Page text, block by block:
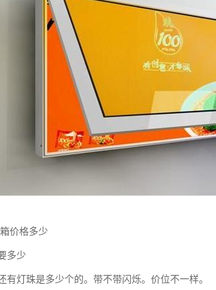
价格多少
多少
有灯珠是多少个的。带不带闪烁。价位不一样。